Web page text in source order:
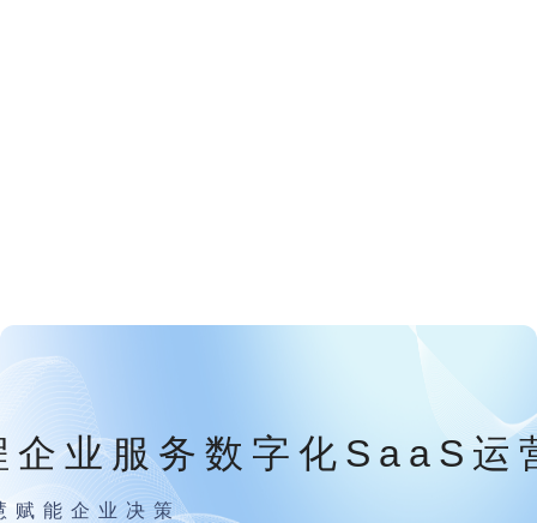
企业服务数字化SaaS运
赋能企业决策